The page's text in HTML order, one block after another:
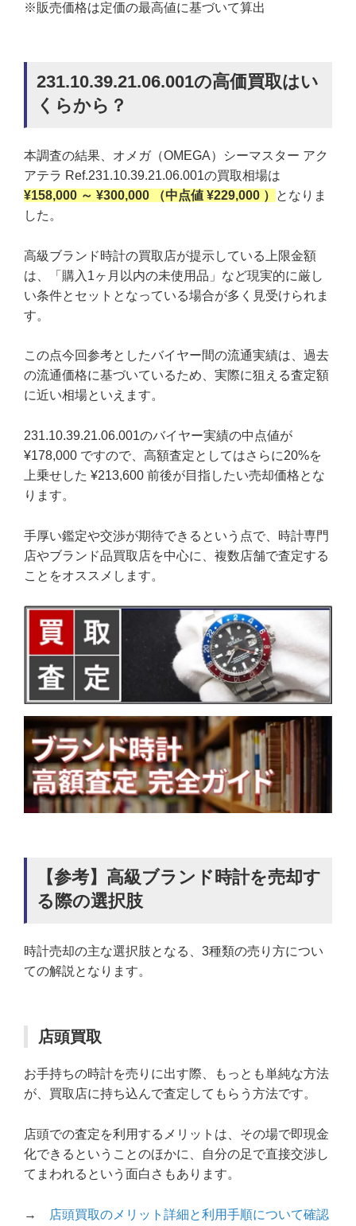
※販売価格は定価の最高値に基づいて算出
231.10.39.21.06.001の高価買取はい
くらから？
本調査の結果、オメガ（OMEGA）シーマスター アク
アテラ Ref.231.10.39.21.06.001の買取相場は
¥158,000 ～ ¥300,000 （中点値 ¥229,000 ）
となりま
した。
高級ブランド時計の買取店が提示している上限金額
は、「購入1ヶ月以内の未使用品」など現実的に厳し
い条件とセットとなっている場合が多く見受けられま
す。
この点今回参考としたバイヤー間の流通実績は、過去
の流通価格に基づいているため、実際に狙える査定額
に近い相場といえます。
231.10.39.21.06.001のバイヤー実績の中点値が
¥178,000 ですので、高額査定としてはさらに20%を
上乗せした ¥213,600 前後が目指したい売却価格とな
ります。
手厚い鑑定や交渉が期待できるという点で、時計専門
店やブランド品買取店を中心に、複数店舗で査定する
ことをオススメします。
【参考】高級ブランド時計を売却す
る際の選択肢
時計売却の主な選択肢となる、3種類の売り方につい
ての解説となります。
店頭買取
お手持ちの時計を売りに出す際、もっとも単純な方法
が、買取店に持ち込んで査定してもらう方法です。
店頭での査定を利用するメリットは、その場で即現金
化できるということのほかに、自分の足で直接交渉し
てまわれるという面白さもあります。
→ 店頭買取のメリット詳細と利用手順について確認